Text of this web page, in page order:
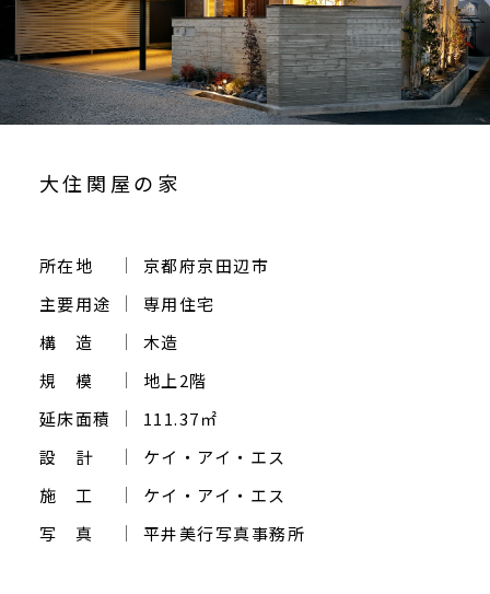
ご相談・お問い合わせ
大住関屋の家
所在地
京都府京田辺市
主要用途
専用住宅
構 造
木造
規 模
地上2階
延床面積
111.37㎡
設 計
ケイ・アイ・エス
施 工
ケイ・アイ・エス
写 真
平井美行写真事務所